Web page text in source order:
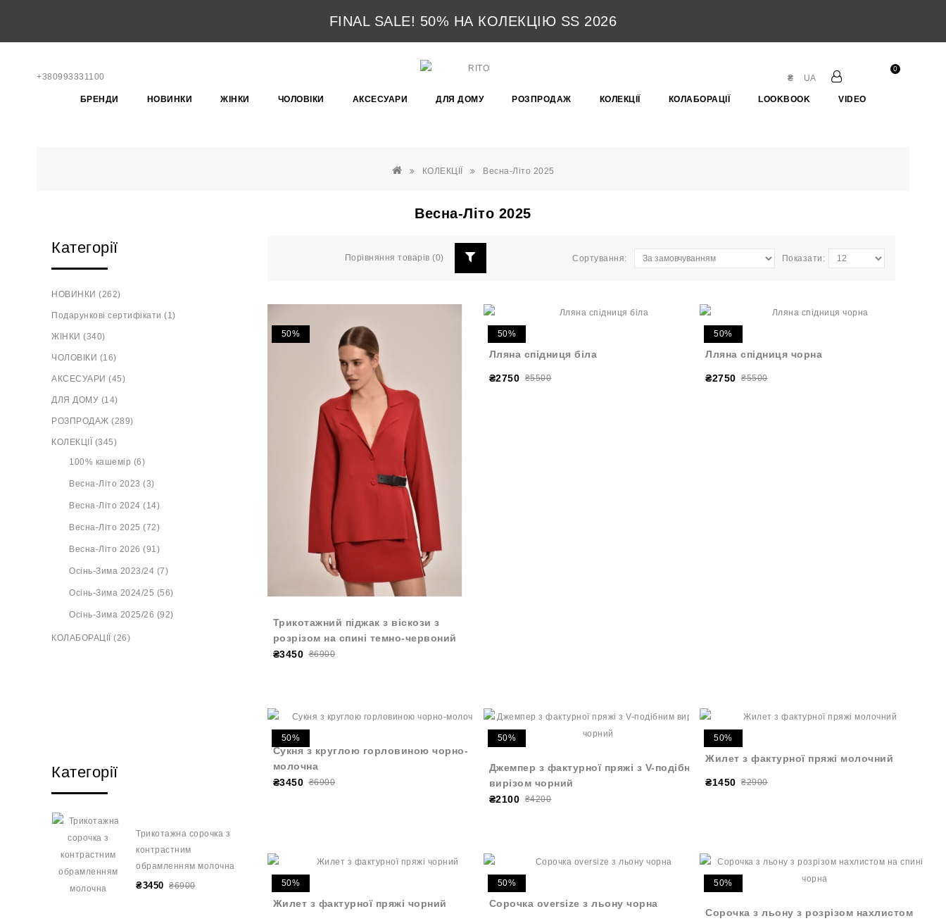
FINAL SALE! 50% НА КОЛЕКЦІЮ SS 2026
0
UA
₴
БРЕНДИ НОВИНКИ ЖІНКИ ЧОЛОВІКИ АКСЕСУАРИ ДЛЯ ДОМУ РОЗПРОДАЖ КОЛЕКЦІЇ КОЛАБОРАЦІЇ LOOKBOOK VIDEO
+380993331100
КОЛЕКЦІЇ Весна-Літо 2025
Весна-Літо 2025
Категорії
НОВИНКИ (262)
Подарункові сертифікати (1)
ЖІНКИ (340)
ЧОЛОВІКИ (16)
АКСЕСУАРИ (45)
ДЛЯ ДОМУ (14)
РОЗПРОДАЖ (289)
КОЛЕКЦІЇ (345)
100% кашемір (6)
Весна-Літо 2023 (3)
Весна-Літо 2024 (14)
Весна-Літо 2025 (72)
Весна-Літо 2026 (91)
Осінь-Зима 2023/24 (7)
Осінь-Зима 2024/25 (56)
Осінь-Зима 2025/26 (92)
КОЛАБОРАЦІЇ (26)
Категорії
Трикотажна сорочка з
контрастним
обрамленням молочна
₴3450 ₴6900
Порівняння товарів (0) Сортування: Показати:
50%
Трикотажний піджак з віскози з
розрізом на спині темно-червоний
₴3450 ₴6900
50%
Лляна спідниця біла
₴2750 ₴5500
50%
Лляна спідниця чорна
₴2750 ₴5500
50%
Сукня з круглою горловиною чорно-
молочна
₴3450 ₴6900
50%
Джемпер з фактурної пряжі з V-подібним
вирізом чорний
₴2100 ₴4200
50%
Жилет з фактурної пряжі молочний
₴1450 ₴2900
50%
Жилет з фактурної пряжі чорний
50%
Сорочка oversize з льону чорна
50%
Сорочка з льону з розрізом нахлистом